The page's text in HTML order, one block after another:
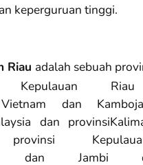
keperguruan tinggi.
Riau adalah sebuah
Kepulauan Riau
dan
dan
dan Jambi